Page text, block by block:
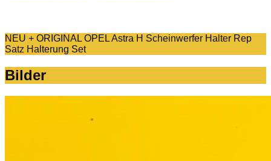
NEU + ORIGINAL OPEL Astra H Scheinwerfer Halter Rep
Satz Halterung Set
Bilder